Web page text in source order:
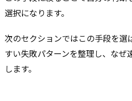
選択になります。
次のセクションではこの手段を選
すい失敗パターンを整理し、なぜ
します。